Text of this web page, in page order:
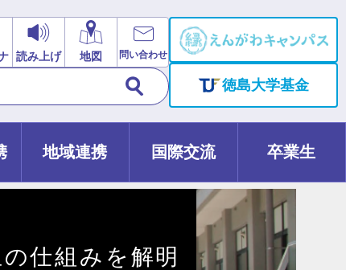
読み上げ 地図 問い合わせ
徳島大学基金
地域連携 国際交流 卒業生
仕組みを解明